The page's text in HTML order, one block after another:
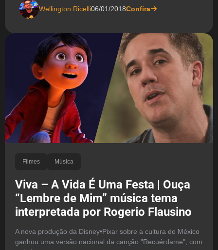
Wellington Ricelli06/01/2018Confira
Filmes Música
Viva – A Vida É Uma Festa | Ouça
“Lembre de Mim” música tema
interpretada por Rogerio Flausino
A nova produção da Disney•Pixar sobre a cultura do México
ganhou uma versão nacional da canção "Recuérdame", com